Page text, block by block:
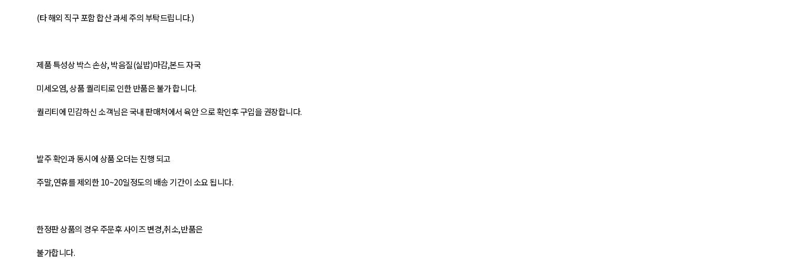
(타 해외 직구 포함 합산 과세 주의 부탁드립니다.)
제품 특성상 박스 손상, 박음질(실밥)마감,본드 자국
미세오염, 상품 퀄리티로 인한 반품은 불가 합니다.
퀄리티에 민감하신 소객님은 국내 판매처에서 육안 으로 확인후 구입을 권장합니다.
발주 확인과 동시에 상품 오더는 진행 되고
주말,연휴를 제외한 10~20일정도의 배송 기간이 소요 됩니다.
한정판 상품의 경우 주문후 사이즈 변경,취소,반품은
불가합니다.